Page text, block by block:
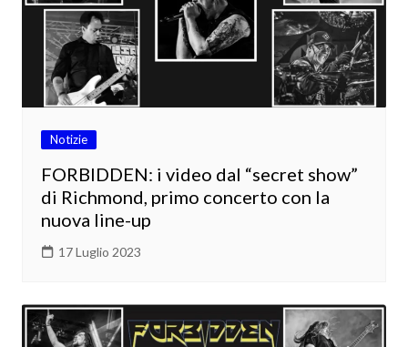
Notizie
FORBIDDEN: i video dal “secret show”
di Richmond, primo concerto con la
nuova line-up
17 Luglio 2023